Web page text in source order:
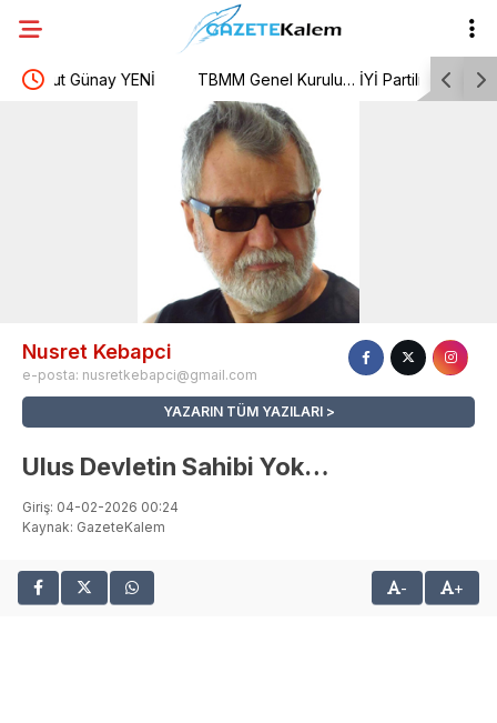
YENİ TBMM Genel Kurulu… İYİ Partili Yaldır’dan “Islah
olmayan failler için Suriye’de cezaevi inşa edelim”
Nusret Kebapci
e-posta: nusretkebapci@gmail.com
YAZARIN TÜM YAZILARI
Ulus Devletin Sahibi Yok…
Giriş: 04-02-2026 00:24
Kaynak: GazeteKalem
- +